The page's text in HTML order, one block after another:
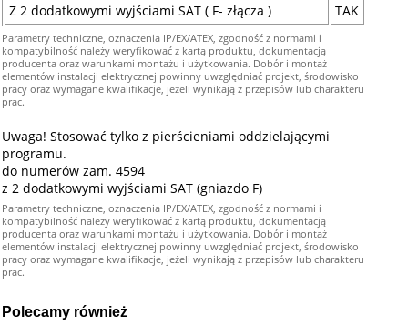
Z 2 dodatkowymi wyjściami SAT ( F- złącza ) TAK
Parametry techniczne, oznaczenia IP/EX/ATEX, zgodność z normami i
kompatybilność należy weryfikować z kartą produktu, dokumentacją
producenta oraz warunkami montażu i użytkowania. Dobór i montaż
elementów instalacji elektrycznej powinny uwzględniać projekt, środowisko
pracy oraz wymagane kwalifikacje, jeżeli wynikają z przepisów lub charakteru
prac.
Uwaga! Stosować tylko z pierścieniami oddzielającymi
programu.
do numerów zam. 4594
z 2 dodatkowymi wyjściami SAT (gniazdo F)
Parametry techniczne, oznaczenia IP/EX/ATEX, zgodność z normami i
kompatybilność należy weryfikować z kartą produktu, dokumentacją
producenta oraz warunkami montażu i użytkowania. Dobór i montaż
elementów instalacji elektrycznej powinny uwzględniać projekt, środowisko
pracy oraz wymagane kwalifikacje, jeżeli wynikają z przepisów lub charakteru
prac.
Polecamy również